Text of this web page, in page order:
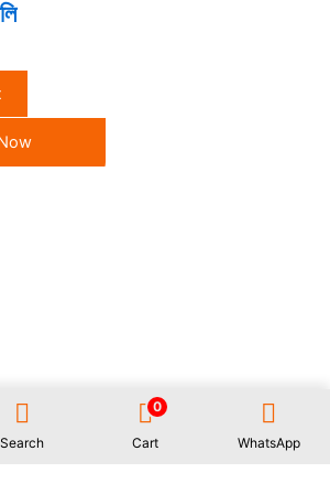
GAUWAL | Address: 17/1, Monipuripara,
Dhaka- 1215 | 01977722531 | Designed and
Developed by
Rifat Islam
Search
0
Cart WhatsApp